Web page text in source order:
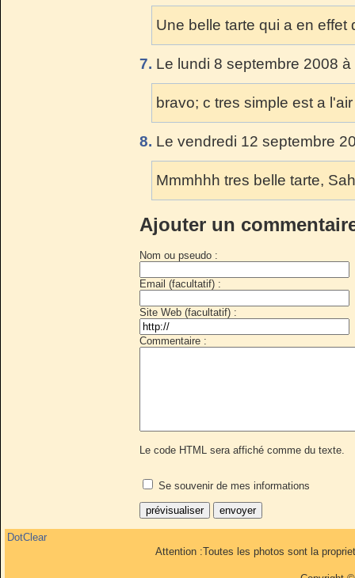
Une belle tarte qui a en
7. Le lundi 8 septembre 2008
bravo; c tres simple est a
8. Le vendredi 12 septembre
Mmmhhh tres belle tarte,
Ajouter un
Nom ou pseudo :
Email (facultatif) :
Site Web (facultatif) :
Commentaire :
Le code HTML sera affiché comme du texte.
Se souvenir de mes informations
DotClear
Attention :Toutes les photos sont la